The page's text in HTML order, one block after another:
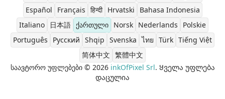
Español
Français हिन्दी Hrvatski
Bahasa Indonesia
Italiano
日本語 ქართული Norsk Nederlands
Polskie
Português
Pусский Shqip Svenska ไทย Türk Tiếng Việt
简体中文 繁體中文
საავტორო უფლებები © 2026 inkOfPixel Srl. Ყველა უფლება
დაცულია